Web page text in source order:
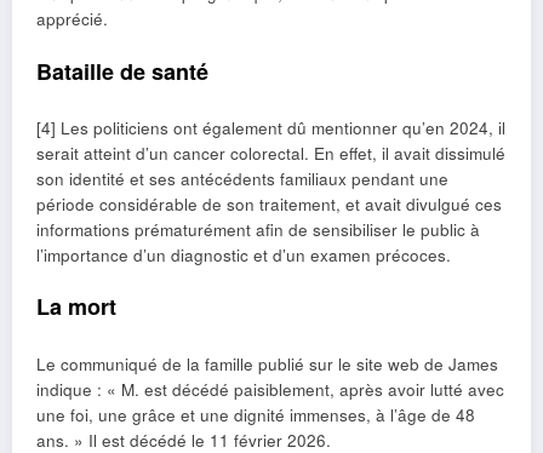
apprécié.
Bataille de santé
[4] Les politiciens ont également dû mentionner qu’en 2024, il
serait atteint d’un cancer colorectal. En effet, il avait dissimulé
son identité et ses antécédents familiaux pendant une
période considérable de son traitement, et avait divulgué ces
informations prématurément afin de sensibiliser le public à
l’importance d’un diagnostic et d’un examen précoces.
La mort
Le communiqué de la famille publié sur le site web de James
indique : « M. est décédé paisiblement, après avoir lutté avec
une foi, une grâce et une dignité immenses, à l’âge de 48
ans. » Il est décédé le 11 février 2026.